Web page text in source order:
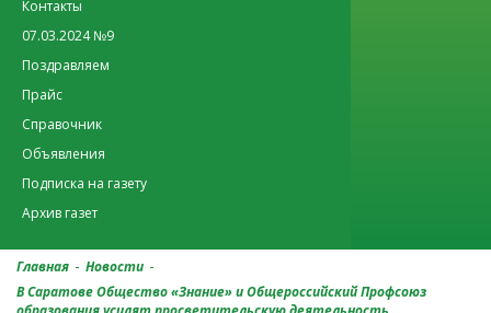
Контакты
07.03.2024 №9
Поздравляем
Прайс
Справочник
Объявления
Подписка на газету
Архив газет
Главная - Новости -
В Саратове Общество «Знание» и Общероссийский Профсоюз